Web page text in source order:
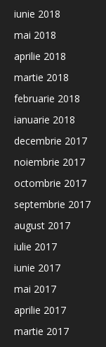
iunie 2018
mai 2018
aprilie 2018
martie 2018
februarie 2018
ianuarie 2018
decembrie 2017
noiembrie 2017
octombrie 2017
septembrie 2017
august 2017
iulie 2017
iunie 2017
mai 2017
aprilie 2017
martie 2017